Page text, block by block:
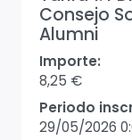
Consejo
Alumni
Importe:
8,25 €
Periodo
29/05/2026